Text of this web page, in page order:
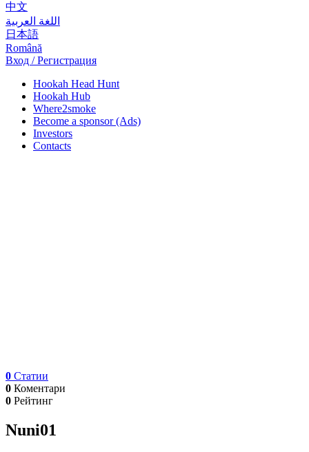
中文
اللغة العربية
日本語
Română
Вход / Регистрация
Hookah Head Hunt
Hookah Hub
Where2smoke
Become a sponsor (Ads)
Investors
Contacts
0 Статии
0 Коментари
0 Рейтинг
Nuni01